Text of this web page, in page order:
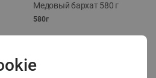
Медовый бархат 580 г
580г